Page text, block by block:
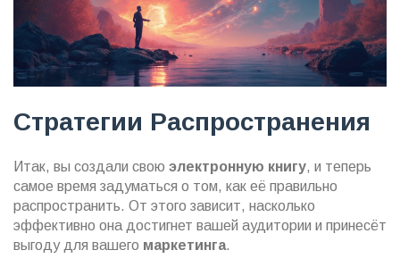
Стратегии Распространения
Итак, вы создали свою электронную книгу, и теперь
самое время задуматься о том, как её правильно
распространить. От этого зависит, насколько
эффективно она достигнет вашей аудитории и принесёт
выгоду для вашего маркетинга.